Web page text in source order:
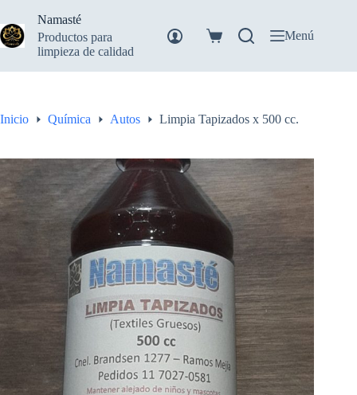
contenido
Namasté
Productos para
limpieza de calidad
Carro
compra
Menú
Inicio Química Autos Limpia Tapizados x 500 cc.